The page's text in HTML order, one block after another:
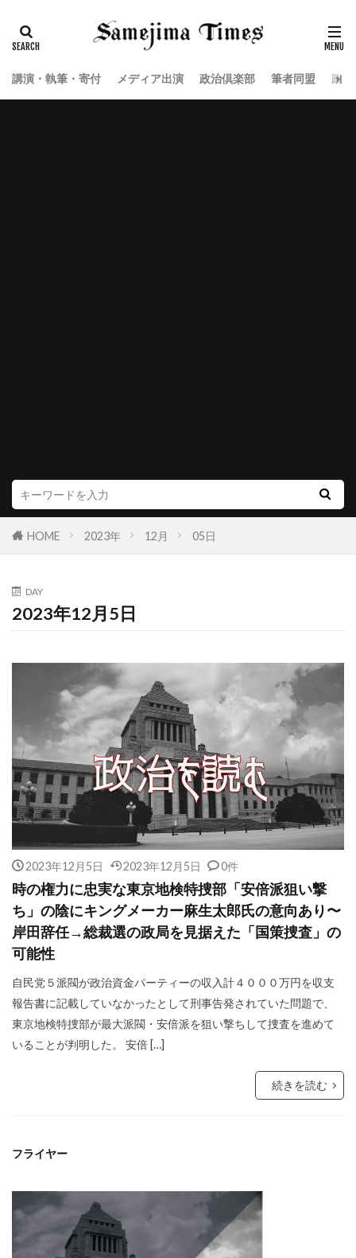
講演・執筆・寄付 メディア出演 政治倶楽部 筆者同盟 政
HOME 2023年 12月 05日
DAY
2023年12月5日
2023年12月5日 2023年12月5日 0件
時の権力に忠実な東京地検特捜部「安倍派狙い撃
ち」の陰にキングメーカー麻生太郎氏の意向あり〜
岸田辞任→総裁選の政局を見据えた「国策捜査」の
可能性
自民党５派閥が政治資金パーティーの収入計４０００万円を収支
報告書に記載していなかったとして刑事告発されていた問題で、
東京地検特捜部が最大派閥・安倍派を狙い撃ちして捜査を進めて
いることが判明した。 安倍 […]
続きを読む
フライヤー